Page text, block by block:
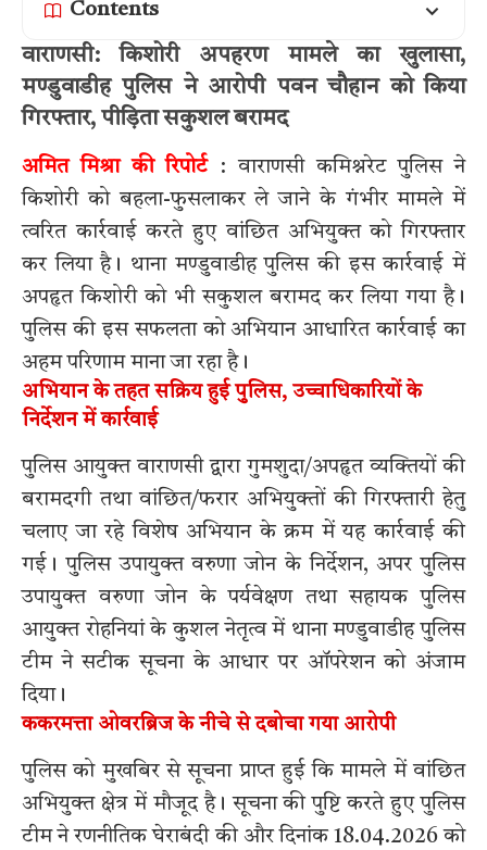
Contents
वाराणसी: किशोरी अपहरण मामले का खुलासा,
मण्डुवाडीह पुलिस ने आरोपी पवन चौहान को किया
गिरफ्तार, पीड़िता सकुशल बरामद
अमित मिश्रा की रिपोर्ट: वाराणसी कमिश्नरेट पुलिस ने
किशोरी को बहला-फुसलाकर ले जाने के गंभीर मामले में
त्वरित कार्रवाई करते हुए वांछित अभियुक्त को गिरफ्तार
कर लिया है। थाना मण्डुवाडीह पुलिस की इस कार्रवाई में
अपहृत किशोरी को भी सकुशल बरामद कर लिया गया है।
पुलिस की इस सफलता को अभियान आधारित कार्रवाई का
अहम परिणाम माना जा रहा है।
अभियान के तहत सक्रिय हुई पुलिस, उच्चाधिकारियों के
निर्देशन में कार्रवाई
पुलिस आयुक्त वाराणसी द्वारा गुमशुदा/अपहृत व्यक्तियों की
बरामदगी तथा वांछित/फरार अभियुक्तों की गिरफ्तारी हेतु
चलाए जा रहे विशेष अभियान के क्रम में यह कार्रवाई की
गई। पुलिस उपायुक्त वरुणा जोन के निर्देशन, अपर पुलिस
उपायुक्त वरुणा जोन के पर्यवेक्षण तथा सहायक पुलिस
आयुक्त रोहनियां के कुशल नेतृत्व में थाना मण्डुवाडीह पुलिस
टीम ने सटीक सूचना के आधार पर ऑपरेशन को अंजाम
दिया।
ककरमत्ता ओवरब्रिज के नीचे से दबोचा गया आरोपी
पुलिस को मुखबिर से सूचना प्राप्त हुई कि मामले में वांछित
अभियुक्त क्षेत्र में मौजूद है। सूचना की पुष्टि करते हुए पुलिस
टीम ने रणनीतिक घेराबंदी की और दिनांक 18.04.2026 को